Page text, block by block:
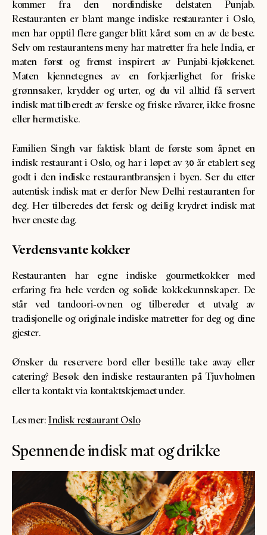
kommer fra den nordindiske delstaten Punjab.
Restauranten er blant mange indiske restauranter i Oslo,
men har opptil flere ganger blitt kåret som en av de beste.
Selv om restaurantens meny har matretter fra hele India, er
maten først og fremst inspirert av Punjabi-kjøkkenet.
Maten kjennetegnes av en forkjærlighet for friske
grønnsaker, krydder og urter, og du vil alltid få servert
indisk mat tilberedt av ferske og friske råvarer, ikke frosne
eller hermetiske.
Familien Singh var faktisk blant de første som åpnet en
indisk restaurant i Oslo, og har i løpet av 30 år etablert seg
godt i den indiske restaurantbransjen i byen. Ser du etter
autentisk indisk mat er derfor New Delhi restauranten for
deg. Her tilberedes det fersk og deilig krydret indisk mat
hver eneste dag.
Verdensvante kokker
Restauranten har egne indiske gourmetkokker med
erfaring fra hele verden og solide kokkekunnskaper. De
står ved tandoori-ovnen og tilbereder et utvalg av
tradisjonelle og originale indiske matretter for deg og dine
gjester.
Ønsker du reservere bord eller bestille take away eller
catering? Besøk den indiske restauranten på Tjuvholmen
eller ta kontakt via kontaktskjemaet under.
Les mer:Indisk restaurant Oslo
Spennende indisk mat og drikke